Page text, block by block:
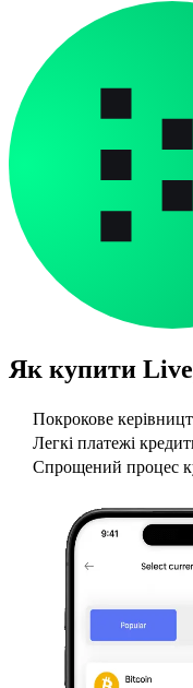
Як купити
Покрокове
Легкі платежі
Спрощений процес